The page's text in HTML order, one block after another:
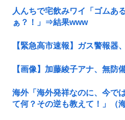
人んちで宅飲みワイ「ゴムあ
ぁ？！」⇒結果www
【緊急高市速報】ガス警報器
【画像】加藤綾子アナ、無防
海外「海外発祥なのに、今で
て何？その逆も教えて！」（